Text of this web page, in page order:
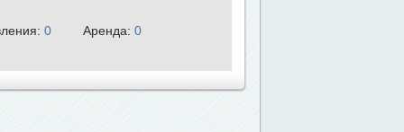
0 Аренда: 0